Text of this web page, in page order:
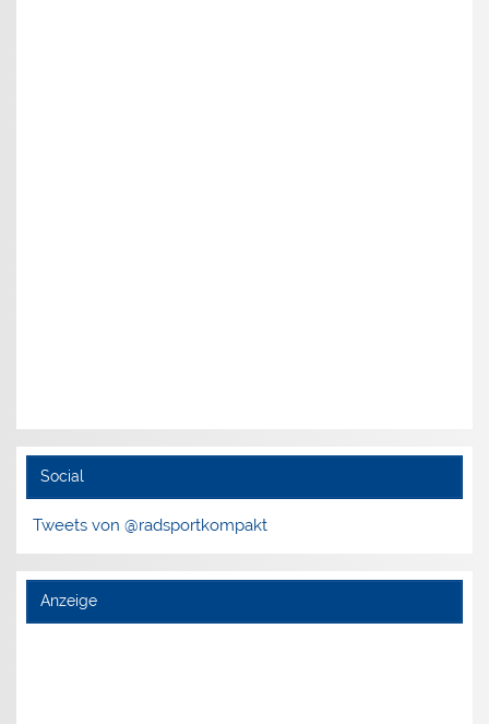
Social
Tweets von @radsportkompakt
Anzeige